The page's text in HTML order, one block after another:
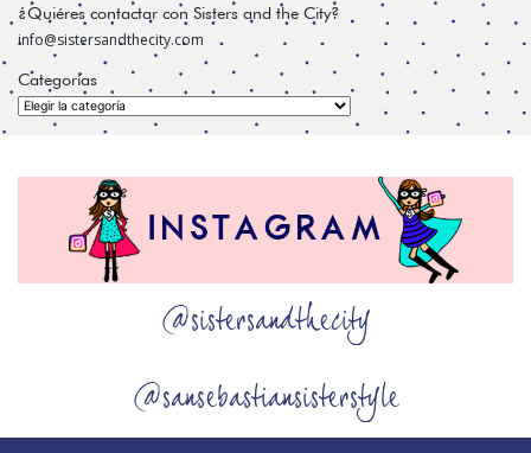
¿Quiéres contactar con Sisters and the City?
info@sistersandthecity.com
Categorías
Categorías
@sistersandthecity
@sansebastiansisterstyle